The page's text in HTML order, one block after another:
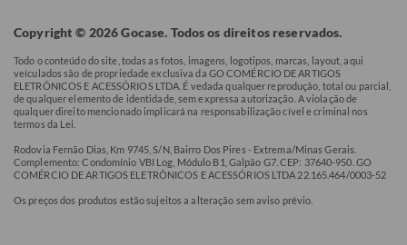
Copyright © 2026 Gocase. Todos os direitos reservados.
Todo o conteúdo do site, todas as fotos, imagens, logotipos, marcas, layout, aqui
veículados são de propriedade exclusiva da GO COMÉRCIO DE ARTIGOS
ELETRÔNICOS E ACESSÓRIOS LTDA. É vedada qualquer reprodução, total ou parcial,
de qualquer elemento de identidade, sem expressa autorização. A violação de
qualquer direito mencionado implicará na responsabilização cível e criminal nos
termos da Lei.
Rodovia Fernão Dias, Km 9745, S/N, Bairro Dos Pires - Extrema/Minas Gerais.
Complemento: Condomínio VBI Log, Módulo B1, Galpão G7. CEP: 37640-950. GO
COMÉRCIO DE ARTIGOS ELETRÔNICOS E ACESSÓRIOS LTDA 22.165.464/0003-52
Os preços dos produtos estão sujeitos a alteração sem aviso prévio.